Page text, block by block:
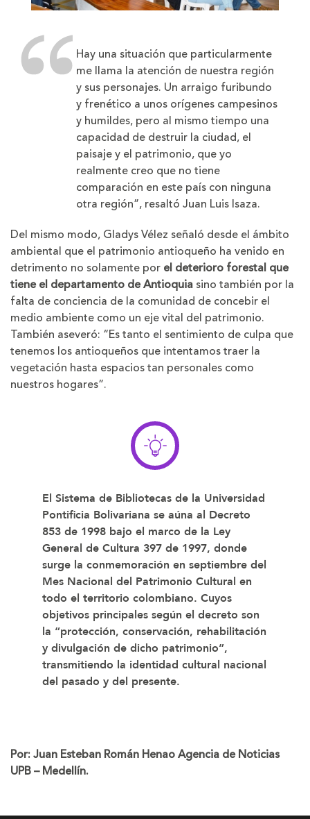
Hay una situación que particularmente
me llama la atención de nuestra región
y sus personajes. Un arraigo furibundo
y frenético a unos orígenes campesinos
y humildes, pero al mismo tiempo una
capacidad de destruir la ciudad, el
paisaje y el patrimonio, que yo
realmente creo que no tiene
comparación en este país con ninguna
otra región”, resaltó Juan Luis Isaza.
Del mismo modo, Gladys Vélez señaló desde el ámbito
ambiental que el patrimonio antioqueño ha venido en
detrimento no solamente por el deterioro forestal que
tiene el departamento de Antioquia sino también por la
falta de conciencia de la comunidad de concebir el
medio ambiente como un eje vital del patrimonio.
También aseveró: “Es tanto el sentimiento de culpa que
tenemos los antioqueños que intentamos traer la
vegetación hasta espacios tan personales como
nuestros hogares”.
El Sistema de Bibliotecas de la Universidad
Pontificia Bolivariana se aúna al Decreto
853 de 1998 bajo el marco de la Ley
General de Cultura 397 de 1997, donde
surge la conmemoración en septiembre del
Mes Nacional del Patrimonio Cultural en
todo el territorio colombiano. Cuyos
objetivos principales según el decreto son
la “protección, conservación, rehabilitación
y divulgación de dicho patrimonio”,
transmitiendo la identidad cultural nacional
del pasado y del presente.
Por: Juan Esteban Román Henao Agencia de Noticias
UPB – Medellín.